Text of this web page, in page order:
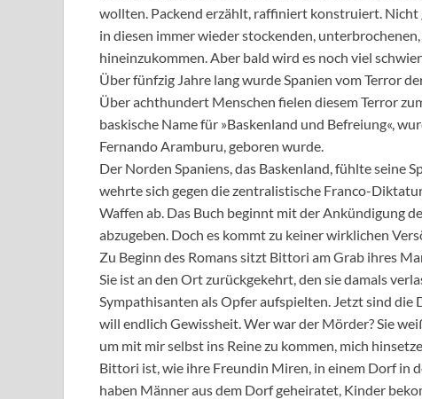
wollten. Packend erzählt, raffiniert konstruiert. Nicht
in diesen immer wieder stockenden,
hineinzukommen. Aber bald wird es noch viel
Über fünfzig Jahre lang wurde Spanien vom Terror
Über achthundert Menschen fielen diesem Terror
baskische Name für »Baskenland und Befreiung«,
Fernando Aramburu, geboren wurde.
Der Norden Spaniens, das Baskenland, fühlte seine
wehrte sich gegen die zentralistische Franco-
Waffen ab. Das Buch beginnt mit der Ankündigung
abzugeben. Doch es kommt zu keiner wirklichen
Zu Beginn des Romans sitzt Bittori am Grab ihres
Sie ist an den Ort zurückgekehrt, den sie damals
Sympathisanten als Opfer aufspielten. Jetzt sind
will endlich Gewissheit. Wer war der Mörder? Sie
um mit mir selbst ins Reine zu kommen, mich
Bittori ist, wie ihre Freundin Miren, in einem Dorf in
haben Männer aus dem Dorf geheiratet, Kinder